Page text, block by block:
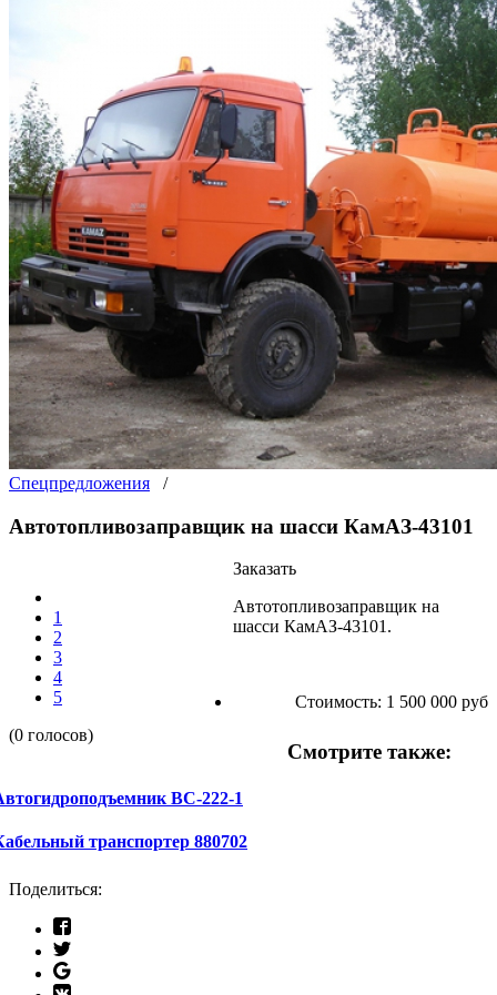
Спецпредложения /
Автотопливозаправщик на шасси КамАЗ-43101
1
2
3
4
5
(0 голосов)
Заказать
Автотопливозаправщик на
шасси КамАЗ-43101.
Стоимость: 1 500 000 руб
Смотрите также:
ВС-222-1
транспортер 880702
Поделиться: